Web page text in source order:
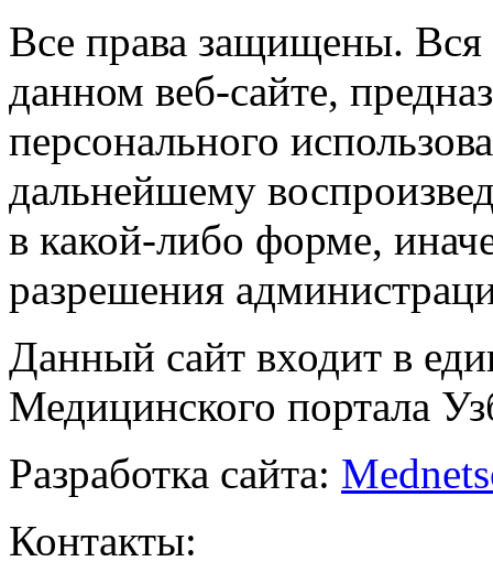
Все права защищены.
данном веб-сайте,
персонального
дальнейшему
в какой-либо форме,
разрешения
Данный сайт входит в
Медицинского портала
Разработка сайта:
Контакты: